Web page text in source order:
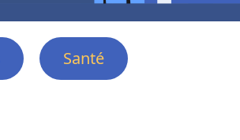
Santé